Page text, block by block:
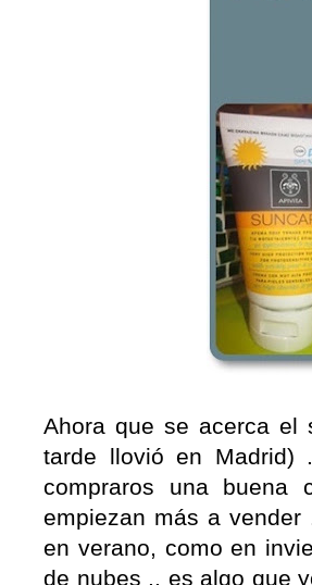
Ahora que se acerca el
tarde llovió en Madrid)
compraros una buena
empiezan más a vender
en verano, como en
de nubes .. es algo que